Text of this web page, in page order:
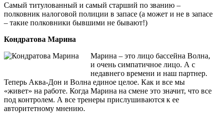
Самый титулованный и самый старший по званию –
полковник налоговой полиции в запасе (а может и не в запасе
– такие полковники бывшими не бывают!)
Кондратова Марина
Марина – это лицо бассейна Волна,
и очень симпатичное лицо. А с
недавнего времени и наш партнер.
Теперь Аква-Дон и Волна единое целое. Как и все мы
«живет» на работе. Когда Марина на смене это значит, что все
под контролем. А все тренеры прислушиваются к ее
авторитетному мнению.